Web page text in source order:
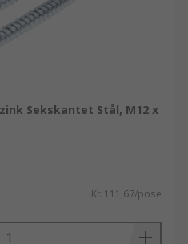
Sekskantet Stål, M12 x
Kr. 111,67/pose